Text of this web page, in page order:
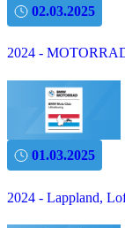
02.03.2025
2024 -
01.03.2025
2024 - Lappland,